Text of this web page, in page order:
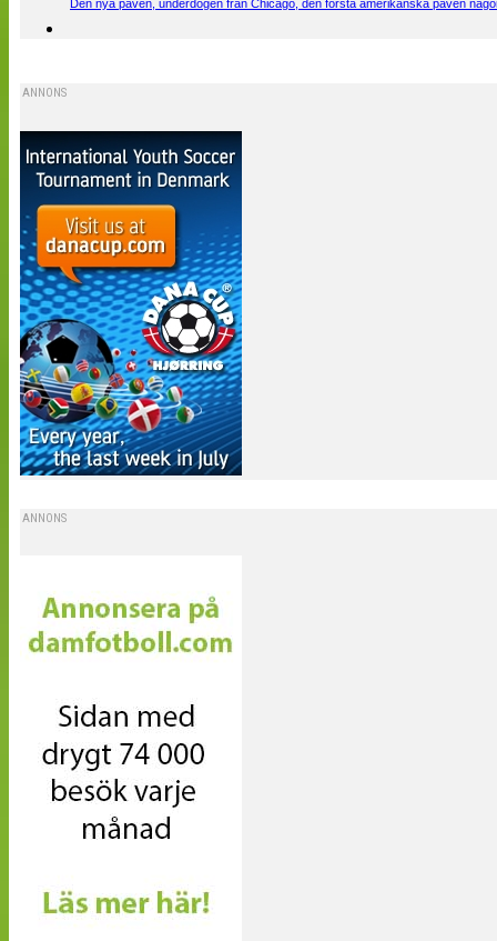
Den nya påven, underdogen från Chicago, den första amerikanska påven
ANNONS
ANNONS